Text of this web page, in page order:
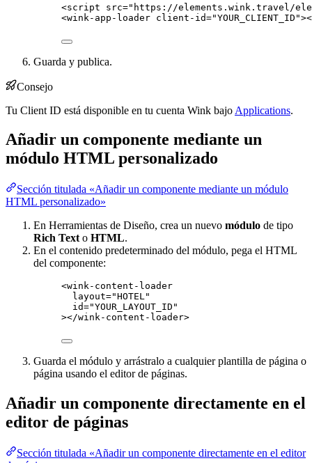
<script src=" https://elements.wink.travel/
<wink-app-loader client-id="YOUR_CLIENT_ID "
Guarda y publica.
Consejo
Tu Client ID está disponible en tu cuenta Wink bajo Applications.
Añadir un componente mediante un
módulo HTML personalizado
Sección titulada «Añadir un componente mediante un módulo
HTML personalizado»
En Herramientas de Diseño, crea un nuevo módulo de tipo
Rich Text o HTML.
En el contenido predeterminado del módulo, pega el HTML
del componente:
<wink-content-loader
layout="HOTEL"
id="YOUR_LAYOUT_ID "
></wink-content-loader>
Guarda el módulo y arrástralo a cualquier plantilla de página o
página usando el editor de páginas.
Añadir un componente directamente en el
editor de páginas
Sección titulada «Añadir un componente directamente en el editor